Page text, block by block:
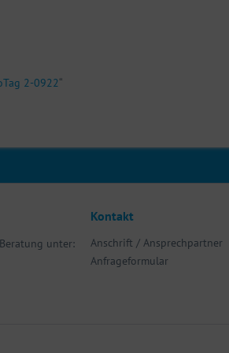
2-0922“
unter:
Kontakt
Anschrift / Ansprechpartner
Anfrageformular